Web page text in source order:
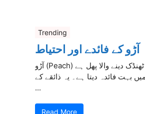
Trending
آڑو کے فائدے اور احتیاط
آڑو (Peach) ایک رسیلا اور ٹھنڈک دینے والا پھل ہے
بہت فائدہ دیتا ہے۔ یہ ذائقے کے
...
Read More